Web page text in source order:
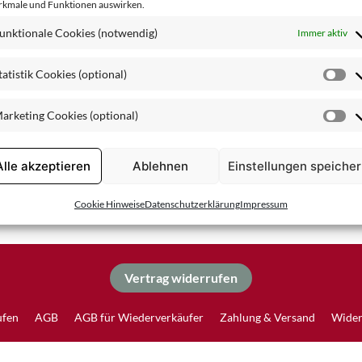
und Funktionen auswirken.
Cookies (notwendig) Immer aktiv
Cookies (optional)
Cookies (optional)
akzeptieren Ablehnen Einstellungen
Cookie HinweiseDatenschutzerklärungImpressum
Vertrag widerrufen
AGB AGB für Wiederverkäufer Zahlung & Versand